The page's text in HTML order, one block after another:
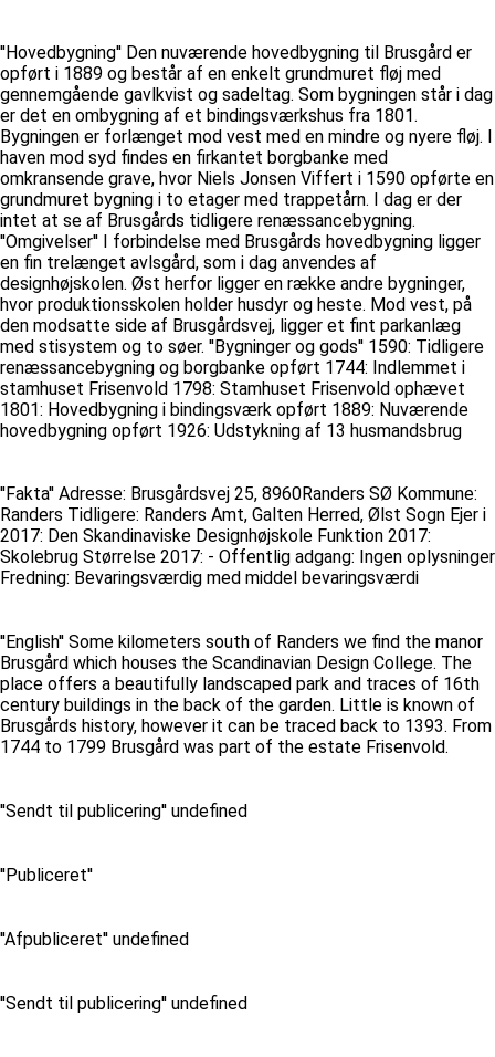
''Hovedbygning'' Den nuværende hovedbygning til Brusgård er
opført i 1889 og består af en enkelt grundmuret fløj med
gennemgående gavlkvist og sadeltag. Som bygningen står i dag
er det en ombygning af et bindingsværkshus fra 1801.
Bygningen er forlænget mod vest med en mindre og nyere fløj. I
haven mod syd findes en firkantet borgbanke med
omkransende grave, hvor Niels Jonsen Viffert i 1590 opførte en
grundmuret bygning i to etager med trappetårn. I dag er der
intet at se af Brusgårds tidligere renæssancebygning.
''Omgivelser'' I forbindelse med Brusgårds hovedbygning ligger
en fin trelænget avlsgård, som i dag anvendes af
designhøjskolen. Øst herfor ligger en række andre bygninger,
hvor produktionsskolen holder husdyr og heste. Mod vest, på
den modsatte side af Brusgårdsvej, ligger et fint parkanlæg
med stisystem og to søer. ''Bygninger og gods'' 1590: Tidligere
renæssancebygning og borgbanke opført 1744: Indlemmet i
stamhuset Frisenvold 1798: Stamhuset Frisenvold ophævet
1801: Hovedbygning i bindingsværk opført 1889: Nuværende
hovedbygning opført 1926: Udstykning af 13 husmandsbrug
''Fakta'' Adresse: Brusgårdsvej 25, 8960Randers SØ Kommune:
Randers Tidligere: Randers Amt, Galten Herred, Ølst Sogn Ejer i
2017: Den Skandinaviske Designhøjskole Funktion 2017:
Skolebrug Størrelse 2017: - Offentlig adgang: Ingen oplysninger
Fredning: Bevaringsværdig med middel bevaringsværdi
''English'' Some kilometers south of Randers we find the manor
Brusgård which houses the Scandinavian Design College. The
place offers a beautifully landscaped park and traces of 16th
century buildings in the back of the garden. Little is known of
Brusgårds history, however it can be traced back to 1393. From
1744 to 1799 Brusgård was part of the estate Frisenvold.
''Sendt til publicering'' undefined
''Publiceret''
''Afpubliceret'' undefined
''Sendt til publicering'' undefined